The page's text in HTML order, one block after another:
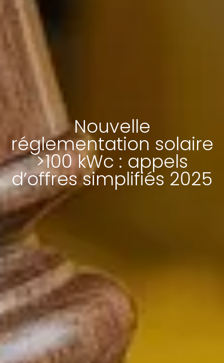
Nouvelle
réglementation solaire
>100 kWc : appels
d’offres simplifiés 2025